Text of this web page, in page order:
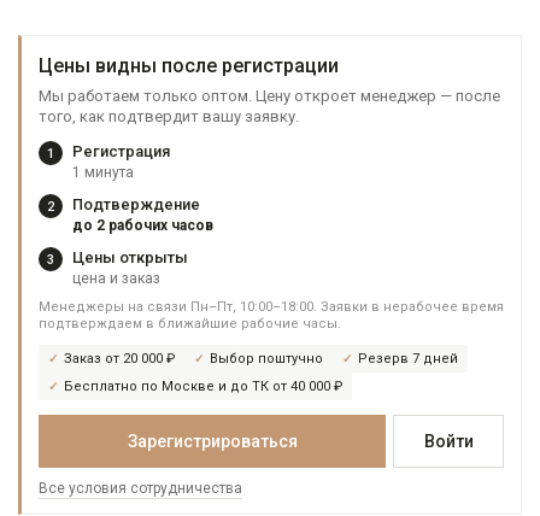
Цены видны после регистрации
Мы работаем только оптом. Цену откроет менеджер — после
того, как подтвердит вашу заявку.
1 Регистрация
1 минута
2 Подтверждение
до 2 рабочих часов
3 Цены открыты
цена и заказ
Менеджеры на связи Пн–Пт, 10:00–18:00. Заявки в нерабочее время
подтверждаем в ближайшие рабочие часы.
Заказ от 20 000 ₽ Выбор поштучно
Резерв 7 дней
Бесплатно по Москве и до ТК от 40 000 ₽
Зарегистрироваться Войти
Все условия сотрудничества